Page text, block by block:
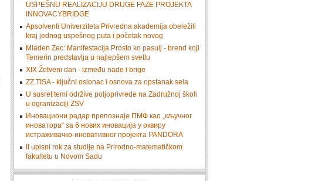
USPEŠNU REALIZACIJU DRUGE FAZE PROJEKTA
INNOVACYBRIDGE
Apsolventi Univerziteta Privredna akademija obeležili
kraj jednog uspešnog puta i početak novog
Mladen Zec: Manifestacija Prosto ko pasulj - brend koji
Temerin predstavlja u najlepšem svetlu
XIX Žetveni dan - između nade i brige
ZZ TISA - ključni oslonac i osnova za opstanak sela
U susret temi održive poljoprivrede na Zadružnoj školi
u ogranizaciji ZSV
Иновациони радар препознаје ПМФ као „кључног
иноватора“ за 6 нових иновација у оквиру
истраживачко-иновативног пројекта PANDORA
II upisni rok za studije na Prirodno-matematičkom
fakultetu u Novom Sadu